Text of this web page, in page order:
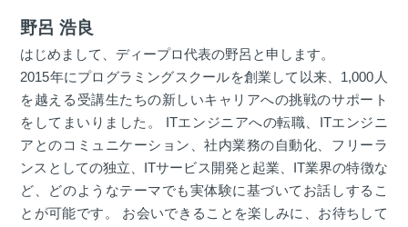
野呂 浩良
はじめまして、ディープロ代表の野呂と申します。
2015年にプログラミングスクールを創業して以来、1,000人
を越える受講生たちの新しいキャリアへの挑戦のサポート
をしてまいりました。 ITエンジニアへの転職、ITエンジニ
アとのコミュニケーション、社内業務の自動化、フリーラ
ンスとしての独立、ITサービス開発と起業、IT業界の特徴な
ど、どのようなテーマでも実体験に基づいてお話しするこ
とが可能です。 お会いできることを楽しみに、お待ちして